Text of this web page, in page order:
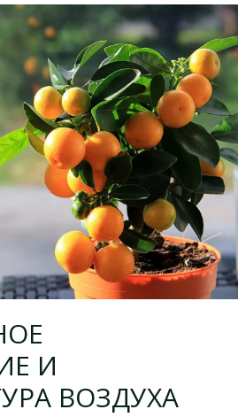
И
ВОЗДУХА